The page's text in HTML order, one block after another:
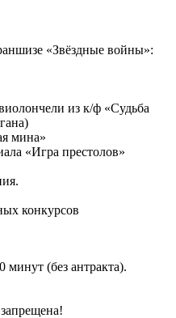
«Звёздные войны»:
из к/ф «Судьба
мина»
«Игра престолов»
конкурсов
минут (без антракта).